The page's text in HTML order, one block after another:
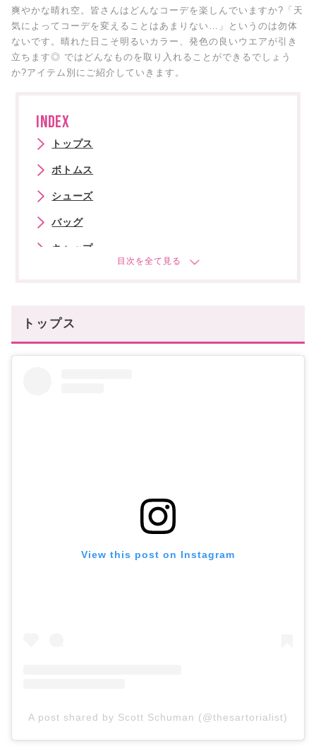
爽やかな晴れ空。皆さんはどんなコーデを楽しんでいますか?「天
気によってコーデを変えることはあまりない…」というのは勿体
ないです。晴れた日こそ明るいカラー、発色の良いウエアが引き
立ちます◎ ではどんなものを取り入れることができるでしょう
か?アイテム別にご紹介していきます。
INDEX
トップス
ボトムス
シューズ
バッグ
キャップ
あなたにオススメの記事はこちら
トップス
View this post on Instagram
A post shared by Scott Schuman (@thesartorialist)